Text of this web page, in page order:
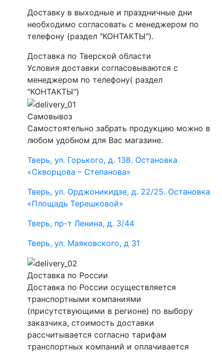
Доставку в выходные и праздничные дни
необходимо согласовать с менеджером по
телефону (раздел "КОНТАКТЫ").
Доставка по Тверской области
Условия доставки согласовываются с
менеджером по телефону( раздел
"КОНТАКТЫ")
Самовывоз
Самостоятельно забрать продукцию можно в
любом удобном для Вас магазине.
Тверь, ул. Горького, д. 138. Остановка
«Скворцова – Степанова»
Тверь, ул. Орджоникидзе, д. 22/25. Остановка
«Площадь Терешковой»
Тверь, пр-т Ленина, д. 3/44
Тверь, ул. Маяковского, д 31
Доставка по России
Доставка по России осуществляется
транспортными компаниями
(присутствующими в регионе) по выбору
заказчика, стоимость доставки
рассчитывается согласно тарифам
транспортных компаний и оплачивается